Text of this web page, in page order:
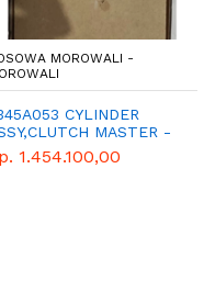
MOROWALI -
CYLINDER
MASTER -
- MITSUBISHI
1.454.100,00